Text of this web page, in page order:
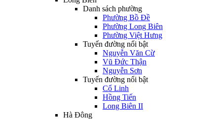
Danh sách phường
Phường Bồ Đề
Phường Long Biên
Phường Việt Hưng
Tuyến đường nổi bật
Nguyễn Văn Cừ
Vũ Đức Thận
Nguyễn Sơn
Tuyến đường nổi bật
Cổ Linh
Hồng Tiến
Long Biên II
Hà Đông